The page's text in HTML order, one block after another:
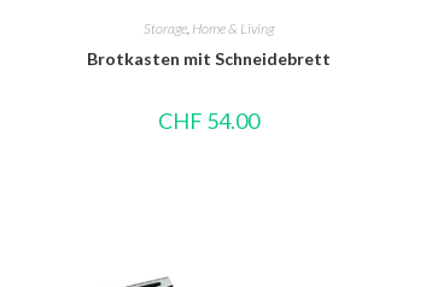
Storage Home & Living
Brotkasten mit Schneidebrett
CHF 54.00